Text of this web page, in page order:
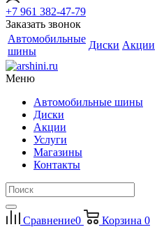
+7 961 382-47-79
Заказать звонок
Автомобильные
шины
Диски Акции
Меню
Автомобильные шины
Диски
Акции
Услуги
Магазины
Контакты
Сравнение0 Корзина 0